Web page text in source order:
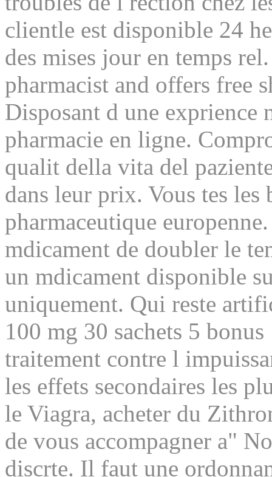
clientle est disponible 24
des mises jour en temps
pharmacist and offers free
Disposant d une exprience
pharmacie en ligne.
qualit della vita del
dans leur prix. Vous tes
pharmaceutique
mdicament de doubler le
un mdicament disponible
uniquement. Qui reste
100 mg 30 sachets 5
traitement contre l
les effets secondaires les
le Viagra, acheter du
de vous accompagner a"
discrte. Il faut une